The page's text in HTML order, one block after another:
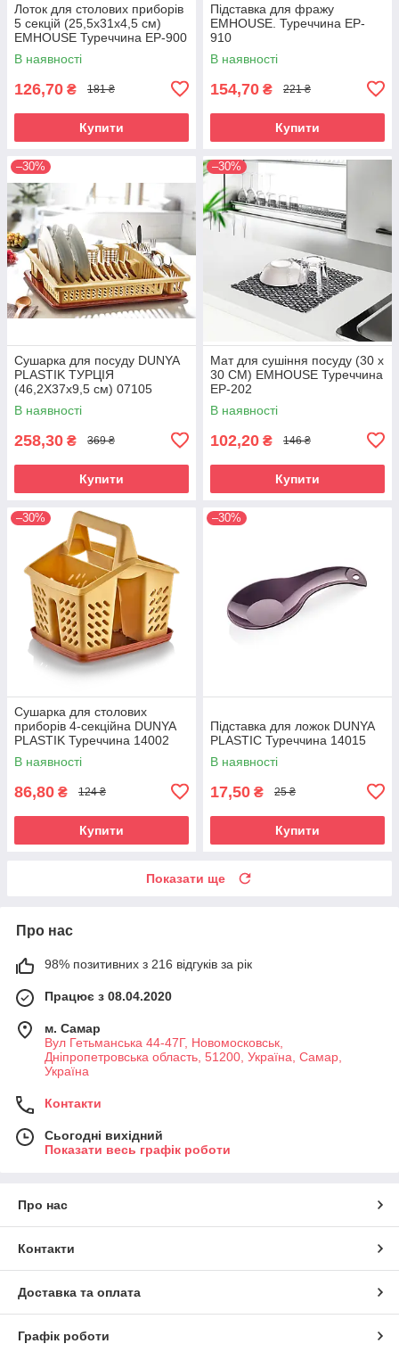
Лоток для столових приборів
5 секцій (25,5х31х4,5 см)
EMHOUSE Туреччина EP-900
В наявності
126,70 ₴ 181 ₴
Купити
Підставка для фражу
EMHOUSE. Туреччина EP-
910
В наявності
154,70 ₴ 221 ₴
Купити
–30%
Сушарка для посуду DUNYA
PLASTIK ТУРЦІЯ
(46,2Х37х9,5 см) 07105
В наявності
258,30 ₴ 369 ₴
Купити
–30%
Мат для сушіння посуду (30 х
30 СМ) ЕMHOUSE Туреччина
EP-202
В наявності
102,20 ₴ 146 ₴
Купити
–30%
Сушарка для столових
приборів 4-секційна DUNYA
PLASTIK Туреччина 14002
В наявності
86,80 ₴ 124 ₴
Купити
–30%
Підставка для ложок DUNYA
PLASTIC Туреччина 14015
В наявності
17,50 ₴ 25 ₴
Купити
Показати ще
Про нас
98% позитивних з 216 відгуків за рік
Працює з 08.04.2020
м. Самар
Вул Гетьманська 44-47Г, Новомосковськ,
Днiпропетровська область, 51200, Україна, Самар,
Україна
Контакти
Сьогодні вихідний
Показати весь графік роботи
Про нас
Контакти
Доставка та оплата
Графік роботи